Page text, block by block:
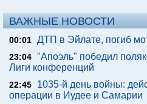
ВАЖНЫЕ НОВОСТИ
00:01 ДТП в Эйлате, погиб
23:04 "Апоэль" победил
Лиги конференций
22:45
1035-й день войны:
операции в Иудее и Самарии